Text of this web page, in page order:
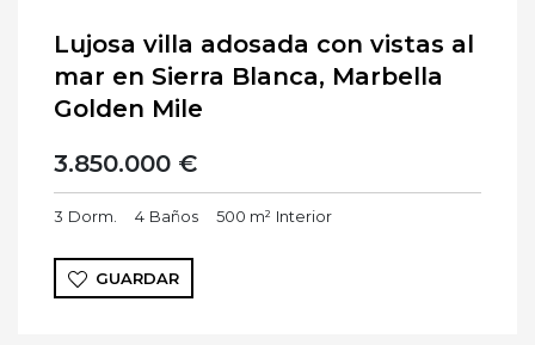
Lujosa villa adosada con vistas al
mar en Sierra Blanca, Marbella
Golden Mile
3.850.000 €
3 Dorm. 4 Baños 500 m² Interior
GUARDAR